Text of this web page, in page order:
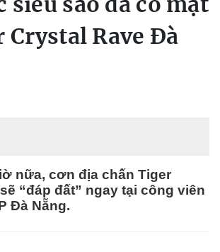
Crystal Rave Đà
nữa, cơn địa chấn Tiger
“đáp đất” ngay tại công viên
Đà Nẵng.